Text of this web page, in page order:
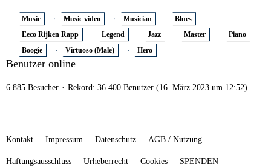
Music Music video Musician
Blues
Eeco Rijken Rapp
Legend Jazz Master
Piano
Boogie
Virtuoso (Male) Hero
Benutzer online
6.885 Besucher Rekord: 36.400 Benutzer (16. März 2023 um 12:52)
Kontakt Impressum Datenschutz AGB / Nutzung
Haftungsausschluss Urheberrecht Cookies SPENDEN